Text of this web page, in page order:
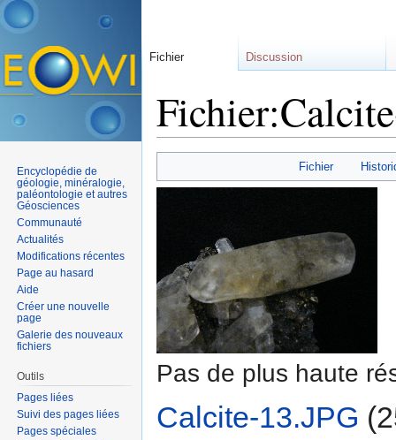
Fichier
Pas de plus haute
Calcite-13.JPG
Fichier Discussion
Encyclopédie de
géologie, minéralogie,
paléontologie et autres
Géosciences
Communauté
Actualités
Modifications récentes
Page au hasard
Aide
Créer une nouvelle
page
Galerie des nouveaux
fichiers
Outils
Pages liées
Suivi des pages liées
Pages spéciales